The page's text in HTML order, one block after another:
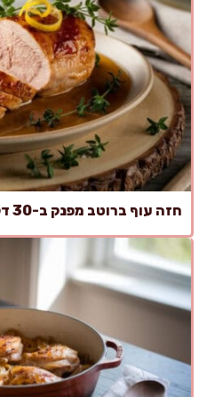
חזה עוף ברוטב מפנק ב-30 דקות, בלי להתייבש